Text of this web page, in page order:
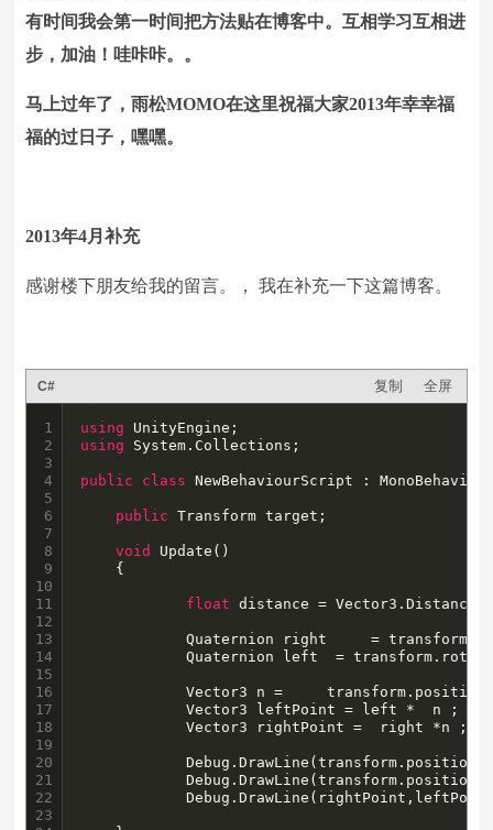
有时间我会第一时间把方法贴在博客中。互相学习互相进
步，加油！哇咔咔。。
马上过年了，雨松MOMO在这里祝福大家2013年幸幸福
福的过日子，嘿嘿。
2013年4月补充
感谢楼下朋友给我的留言。， 我在补充一下这篇博客。
C# 复制 全屏
1
2
3
4
5
6
7
8
9
10
11
12
13
14
15
16
17
18
19
20
21
22
23
using
using System.Collections;
public class NewBehaviourScript :
public Transform target;
void
Update()
float distance =
Quaternion right
Quaternion left	 =
			Vector3 n = 	transform.position + (Vector3.forward * distance);
			Vector3 leftPoint = left * 	n ;
			Vector3 rightPoint =  right *n ;
			Debug.DrawLine(transform.position,leftPoint,Color.red);
			Debug.DrawLine(transform.position,rightPoint,Color.red);
			Debug.DrawLine(rightPoint,leftPoint,Color.red);